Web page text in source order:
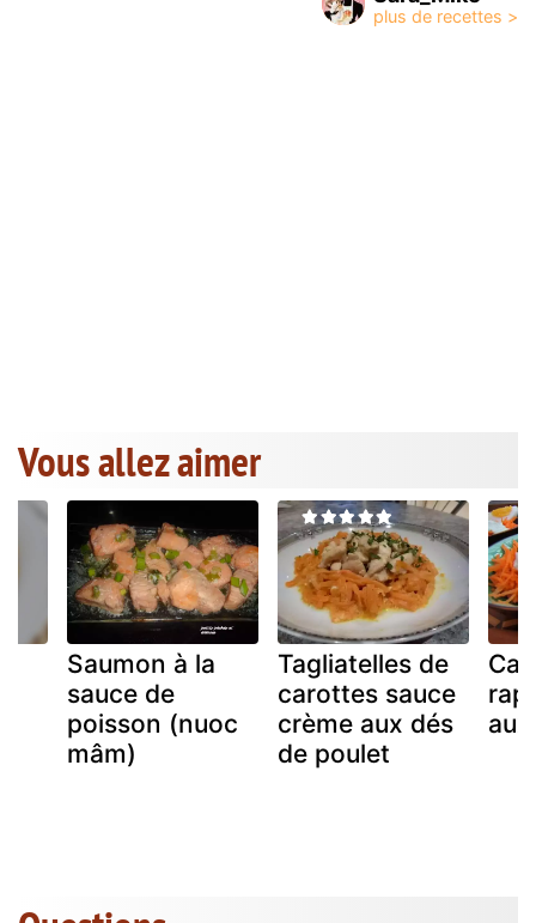
Vous allez aimer
Saumon à la
sauce de
poisson (nuoc
mâm)
Tagliatelles de
carottes sauce
crème aux dés
de poulet